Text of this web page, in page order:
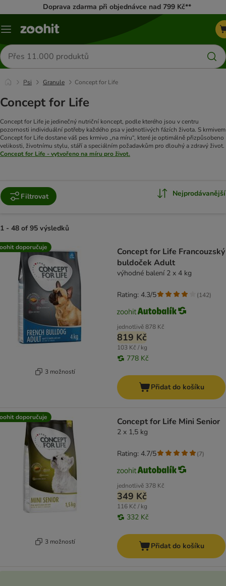
Doprava zdarma při objednávce nad 799 Kč**
Menu
Hledat
produkty
Psi Granule Concept for Life
Concept for Life
Concept for Life je jedinečný nutriční koncept, podle kterého jsou v centru
pozornosti individuální potřeby každého psa v jednotlivých fázích života. S krmivem
Concept for Life dostane váš pes krmivo „na míru“, které je optimálně přizpůsobeno
velikosti, životnímu stylu, stáří a speciálním požadavkům pro dlouhý a zdravý život.
Concept for Life - vytvořeno na míru pro život.
Filtrovat Nejprodávanější
1 - 48 of 95 výsledků
product items have been changed
doporučuje
3 možností
Concept for Life Francouzský
buldoček Adult
výhodné balení 2 x 4 kg
jednotlivě878 Kč
819 Kč
103 Kč / kg
778 Kč
Rating: 4.3/5 (142)
Přidat do košíku
doporučuje
3 možností
Concept for Life Mini Senior
2 x 1,5 kg
jednotlivě 378 Kč
349 Kč
116 Kč / kg
332 Kč
Rating: 4.7/5 (7)
Přidat do košíku